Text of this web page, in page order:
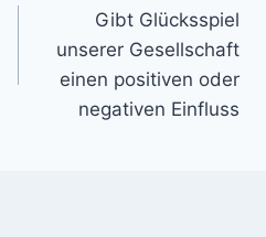
Gibt Glücksspiel
unserer Gesellschaft
einen positiven oder
negativen Einfluss